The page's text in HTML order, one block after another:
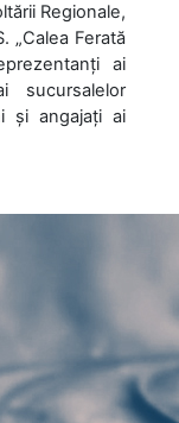
Regionale,
„Calea Ferată
ai
sucursalelor
și angajați ai